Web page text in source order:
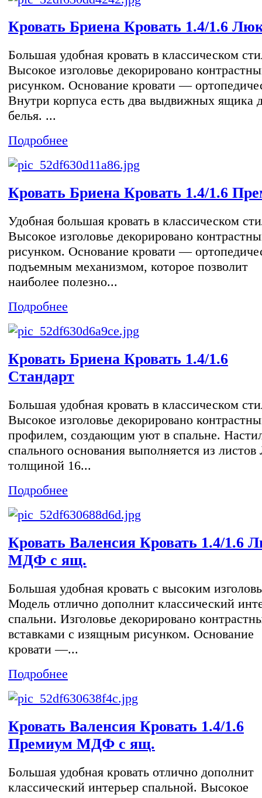
Кровать Бриена Кровать 1.4/1.6
Большая удобная кровать в классическом
Высокое изголовье декорировано
рисунком. Основание кровати —
Внутри корпуса есть два выдвижных ящика
белья. ...
Подробнее
Кровать Бриена Кровать 1.4/1.6
Удобная большая кровать в классическом
Высокое изголовье декорировано
рисунком. Основание кровати —
подъемным механизмом, которое позволит
наиболее полезно...
Подробнее
Кровать Бриена Кровать 1.4/1.6
Стандарт
Большая удобная кровать в классическом
Высокое изголовье декорировано
профилем, создающим уют в спальне.
спального основания выполняется из
толщиной 16...
Подробнее
Кровать Валенсия Кровать 1.4/1.6
МДФ с ящ.
Большая удобная кровать с высоким
Модель отлично дополнит классический
спальни. Изголовье декорировано
вставками с изящным рисунком. Основание
кровати —...
Подробнее
Кровать Валенсия Кровать 1.4/1.6
Премиум МДФ с ящ.
Большая удобная кровать отлично дополнит
классический интерьер спальной. Высокое